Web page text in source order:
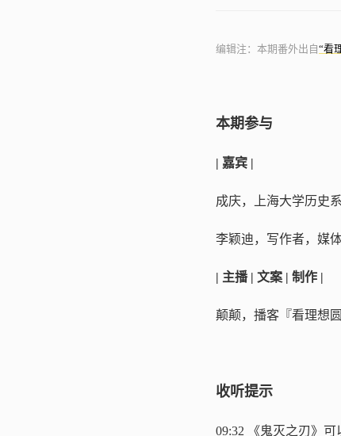
编辑注：本期番外出自“看
本期参与
| 嘉宾 |
成庆，上海大学历史
李颖迪，写作者，媒
| 主播 | 文案 | 制作 |
颠颠，播客『看理想
收听提示
09:32 《鬼灭之刃》